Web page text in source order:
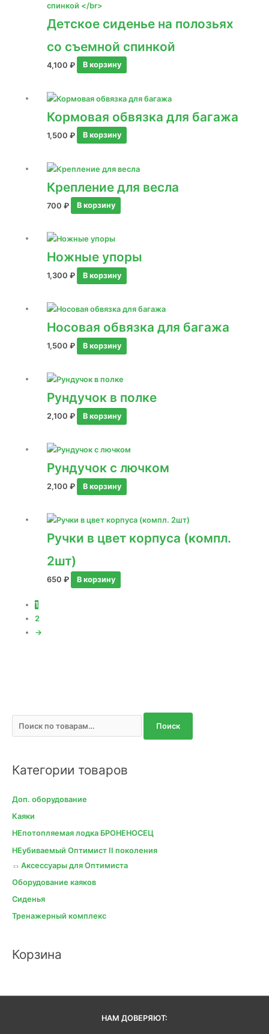
Детское сиденье на полозьях
со съемной спинкой
4,100₽ В корзину
Кормовая обвязка для багажа
1,500₽ В корзину
Крепление для весла
700₽ В корзину
Ножные упоры
1,300₽ В корзину
Носовая обвязка для багажа
1,500₽ В корзину
Рундучок в полке
2,100₽ В корзину
Рундучок с лючком
2,100₽ В корзину
Ручки в цвет корпуса (компл.
2шт)
650₽ В корзину
1
2
→
с
а
ь
Поиск
Категории товаров
Доп. оборудование
Каяки
НЕпотопляемая лодка БРОНЕНОСЕЦ
НЕубиваемый Оптимист II поколения
Аксессуары для Оптимиста
Оборудование каяков
Сиденья
Тренажерный комплекс
Корзина
НАМ ДОВЕРЯЮТ: